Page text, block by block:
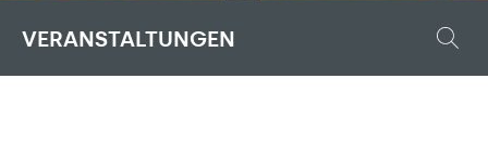
VERANSTALTUNGEN